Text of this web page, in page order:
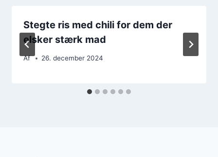
Stegte ris med chili for dem der
elsker stærk mad
Af 26. december 2024